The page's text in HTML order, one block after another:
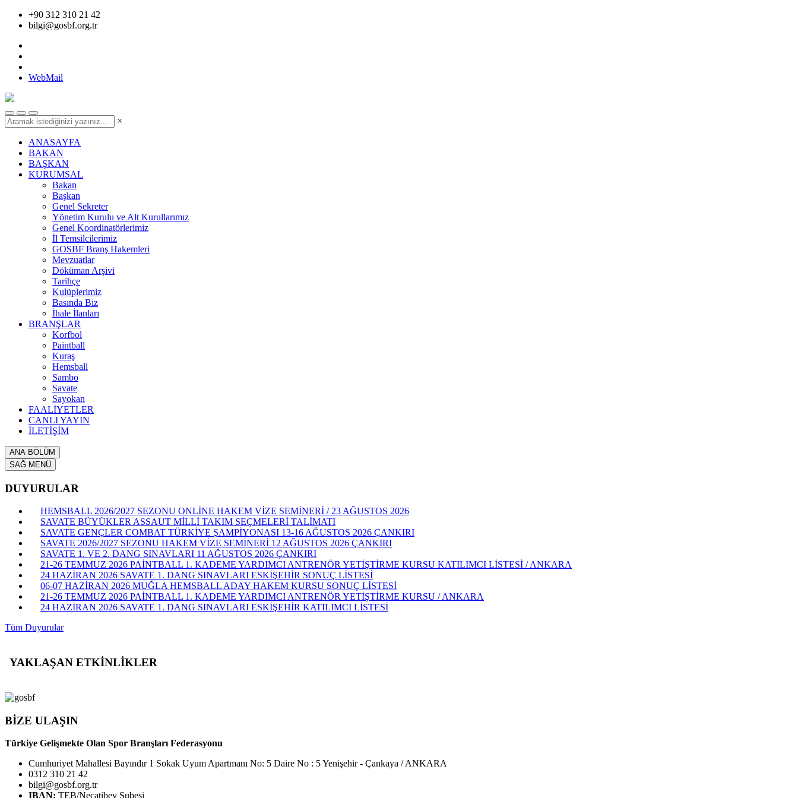
+90 312 310 21 42
bilgi@gosbf.org.tr
WebMail
×
ANASAYFA
BAKAN
BAŞKAN
KURUMSAL
Bakan
Başkan
Genel Sekreter
Yönetim Kurulu ve Alt Kurullarımız
Genel Koordinatörlerimiz
İl Temsilcilerimiz
GOSBF Branş Hakemleri
Mevzuatlar
Döküman Arşivi
Tarihçe
Kulüplerimiz
Basında Biz
İhale İlanları
BRANŞLAR
Korfbol
Paintball
Kuraş
Hemsball
Sambo
Savate
Sayokan
FAALİYETLER
CANLI YAYIN
İLETİŞİM
ANA BÖLÜM
SAĞ MENÜ
DUYURULAR
HEMSBALL 2026/2027 SEZONU ONLİNE HAKEM VİZE SEMİNERİ / 23 AĞUSTOS 2026
SAVATE BÜYÜKLER ASSAUT MİLLİ TAKIM SEÇMELERİ TALİMATI
SAVATE GENÇLER COMBAT TÜRKİYE ŞAMPİYONASI 13-16 AĞUSTOS 2026 ÇANKIRI
SAVATE 2026/2027 SEZONU HAKEM VİZE SEMİNERİ 12 AĞUSTOS 2026 ÇANKIRI
SAVATE 1. VE 2. DANG SINAVLARI 11 AĞUSTOS 2026 ÇANKIRI
21-26 TEMMUZ 2026 PAİNTBALL 1. KADEME YARDIMCI ANTRENÖR YETİŞTİRME KURSU KATILIMCI LİSTESİ / ANKARA
24 HAZİRAN 2026 SAVATE 1. DANG SINAVLARI ESKİŞEHİR SONUÇ LİSTESİ
06-07 HAZİRAN 2026 MUĞLA HEMSBALL ADAY HAKEM KURSU SONUÇ LİSTESİ
21-26 TEMMUZ 2026 PAİNTBALL 1. KADEME YARDIMCI ANTRENÖR YETİŞTİRME KURSU / ANKARA
24 HAZİRAN 2026 SAVATE 1. DANG SINAVLARI ESKİŞEHİR KATILIMCI LİSTESİ
Tüm Duyurular
YAKLAŞAN ETKİNLİKLER
BİZE ULAŞIN
Türkiye Gelişmekte Olan Spor Branşları Federasyonu
Cumhuriyet Mahallesi Bayındır 1 Sokak Uyum Apartmanı No: 5 Daire No : 5 Yenişehir - Çankaya / ANKARA
0312 310 21 42
bilgi@gosbf.org.tr
IBAN: TEB/Necatibey Şubesi